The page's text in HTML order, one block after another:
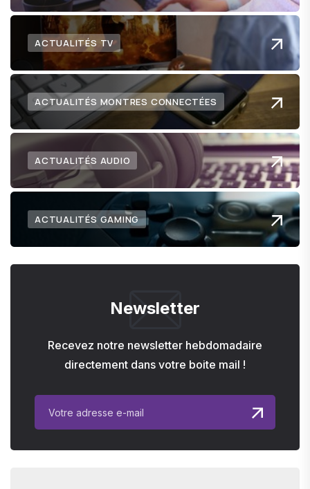
ACTUALITÉS TV
ACTUALITÉS MONTRES CONNECTÉES
ACTUALITÉS AUDIO
ACTUALITÉS GAMING
Newsletter
Recevez notre newsletter hebdomadaire
directement dans votre boite mail !